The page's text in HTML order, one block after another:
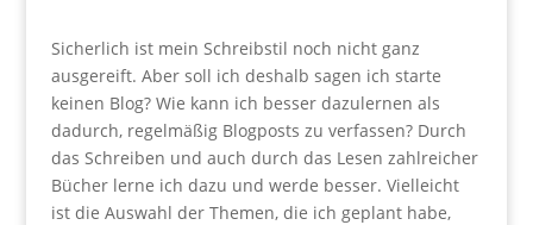
Sicherlich ist mein Schreibstil noch nicht ganz
ausgereift. Aber soll ich deshalb sagen ich starte
keinen Blog? Wie kann ich besser dazulernen als
dadurch, regelmäßig Blogposts zu verfassen? Durch
das Schreiben und auch durch das Lesen zahlreicher
Bücher lerne ich dazu und werde besser. Vielleicht
ist die Auswahl der Themen, die ich geplant habe,